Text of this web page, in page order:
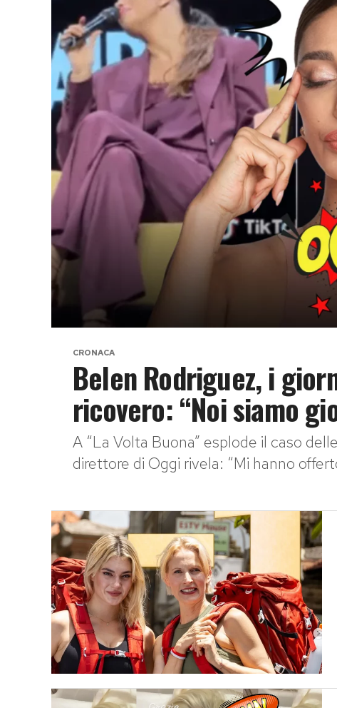
CRONACA
Belen Rodriguez, i
ricovero: “Noi siamo
A “La Volta Buona” esplode il caso
direttore di Oggi rivela: “Mi hanno